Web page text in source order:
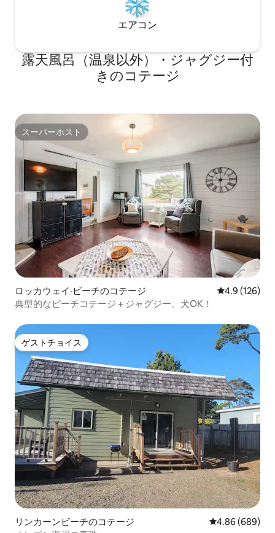
エアコン
露天風呂（温泉以外）・ジャグジー付
きのコテージ
スーパーホスト
スーパーホスト
ロッカウェイ·ビーチのコテージ レビュー126
4.9 (126)
典型的なビーチコテージ＋ジャグジー。犬OK！
ゲストチョイス
ゲストチョイス
リンカーンビーチのコテージ レビュー689件
4.86 (689)